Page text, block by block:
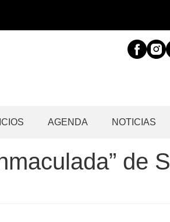
AGENDA NOTICIAS
de